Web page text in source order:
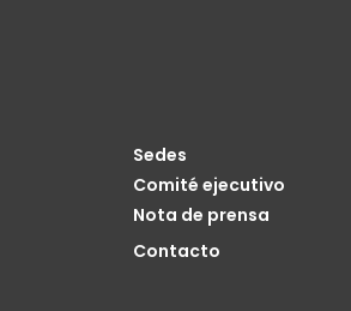
Sedes
Comité ejecutivo
Nota de prensa
Contacto